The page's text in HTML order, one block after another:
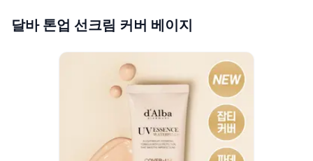
달바 톤업 선크림 커버 베이지